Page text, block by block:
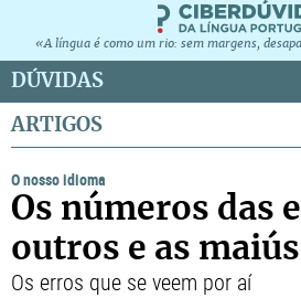
«A língua é como um rio: sem margens,
DÚVIDAS
ARTIGOS
O nosso idioma
Os números das
outros e as
Os erros que se veem por aí